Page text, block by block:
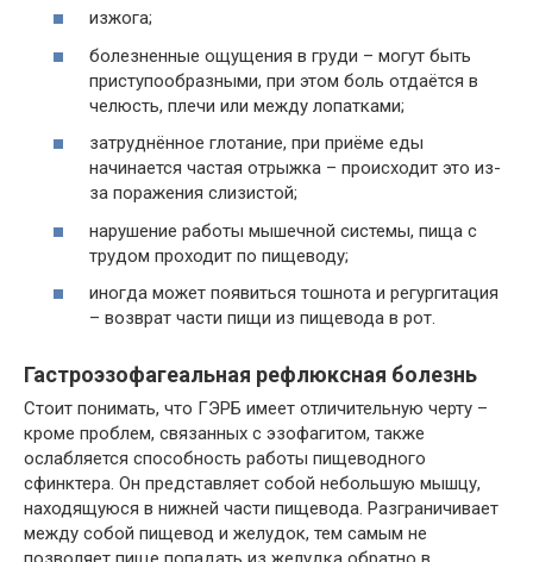
изжога;
болезненные ощущения в груди – могут быть
приступообразными, при этом боль отдаётся в
челюсть, плечи или между лопатками;
затруднённое глотание, при приёме еды
начинается частая отрыжка – происходит это из-
за поражения слизистой;
нарушение работы мышечной системы, пища с
трудом проходит по пищеводу;
иногда может появиться тошнота и регургитация
– возврат части пищи из пищевода в рот.
Гастроэзофагеальная рефлюксная болезнь
Стоит понимать, что ГЭРБ имеет отличительную черту –
кроме проблем, связанных с эзофагитом, также
ослабляется способность работы пищеводного
сфинктера. Он представляет собой небольшую мышцу,
находящуюся в нижней части пищевода. Разграничивает
между собой пищевод и желудок, тем самым не